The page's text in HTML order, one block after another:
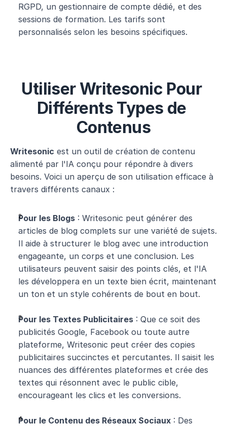
RGPD, un gestionnaire de compte dédié, et des
sessions de formation. Les tarifs sont
personnalisés selon les besoins spécifiques.
Utiliser Writesonic Pour
Différents Types de
Contenus
Writesonic est un outil de création de contenu
alimenté par l'IA conçu pour répondre à divers
besoins. Voici un aperçu de son utilisation efficace à
travers différents canaux :
Pour les Blogs : Writesonic peut générer des
articles de blog complets sur une variété de sujets.
Il aide à structurer le blog avec une introduction
engageante, un corps et une conclusion. Les
utilisateurs peuvent saisir des points clés, et l'IA
les développera en un texte bien écrit, maintenant
un ton et un style cohérents de bout en bout.
Pour les Textes Publicitaires : Que ce soit des
publicités Google, Facebook ou toute autre
plateforme, Writesonic peut créer des copies
publicitaires succinctes et percutantes. Il saisit les
nuances des différentes plateformes et crée des
textes qui résonnent avec le public cible,
encourageant les clics et les conversions.
Pour le Contenu des Réseaux Sociaux : Des